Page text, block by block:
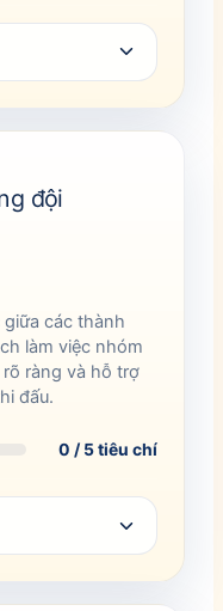
đội
các thành
làm việc nhóm
ràng và hỗ trợ
đấu.
0 / 5 tiêu chí